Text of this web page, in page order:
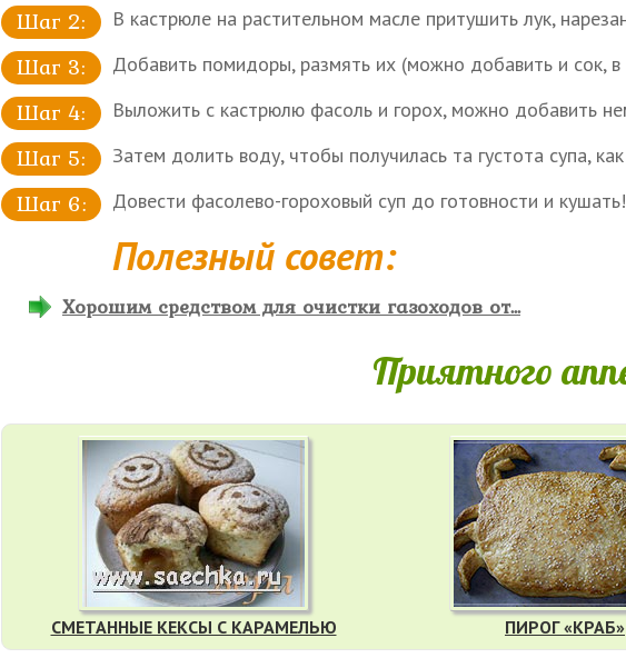
В кастрюле на растительном масле притушить лук,
Добавить помидоры, размять их (можно добавить и сок,
Выложить с кастрюлю фасоль и горох, можно добавить
Затем долить воду, чтобы получилась та густота супа,
Довести фасолево-гороховый суп до готовности и кушать!
Полезный совет:
Хорошим средством для очистки газоходов от...
Приятного
СМЕТАННЫЕ КЕКСЫ С КАРАМЕЛЬЮ ПИРОГ «КРАБ»